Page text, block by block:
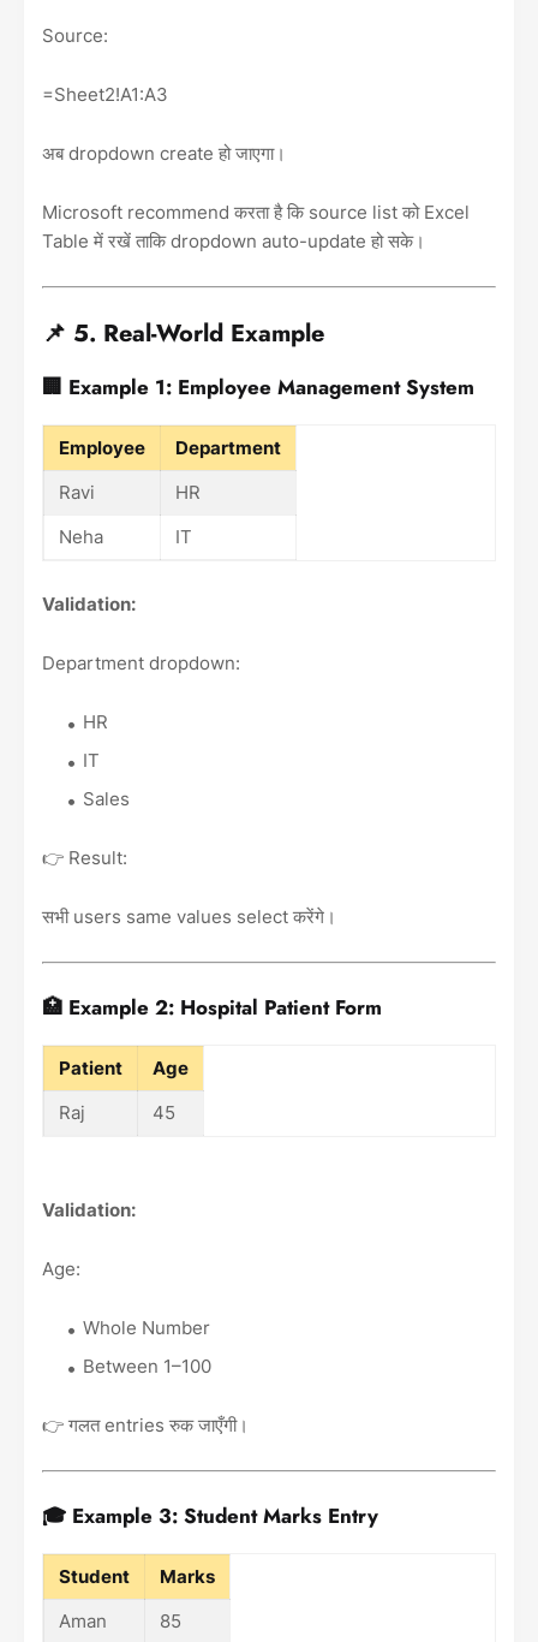
Source:
=Sheet2!A1:A3
अब dropdown create हो जाएगा।
Microsoft recommend करता है कि source list को Excel
Table में रखें ताकि dropdown auto-update हो सके।
📌 5. Real-World Example
🏢 Example 1: Employee Management System
Employee
Department
Ravi
HR
Neha
IT
Validation:
Department dropdown:
HR
IT
Sales
👉 Result:
सभी users same values select करेंगे।
🏥 Example 2: Hospital Patient Form
Patient
Age
Raj
45
Validation:
Age:
Whole Number
Between 1–100
👉 गलत entries रुक जाएँगी।
🎓 Example 3: Student Marks Entry
Student
Marks
Aman
85